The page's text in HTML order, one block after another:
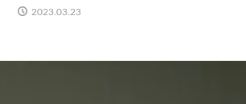
2023.03.23